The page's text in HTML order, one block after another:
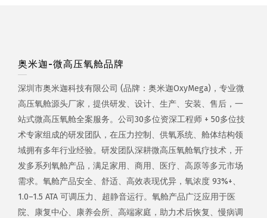
奥米迦-微高压氧舱品牌
深圳市奥米迦科技有限公司 (品牌：奥米迦OxyMega)，专业微
高压氧舱源头厂家，提供研发、设计、生产、安装、售后，一
站式微高压氧舱全案服务。公司30多位资深工程师 + 50多位技
术专家组成的研发团队，在压力控制、供氧系统、舱体结构领
域拥有多年行业经验。研发团队深耕微高压氧舱氧疗技术，开
发多系列氧舱产品，满足家用、商用、医疗、高原等多元市场
需求。氧舱产品安全、舒适、高效表现优异，氧浓度 93%+、
1.0–1.5 ATA 可调压力、超静音运行。氧舱产品广泛应用于医
院、康复中心、康养会所、高端家庭，助力术后恢复、慢病调